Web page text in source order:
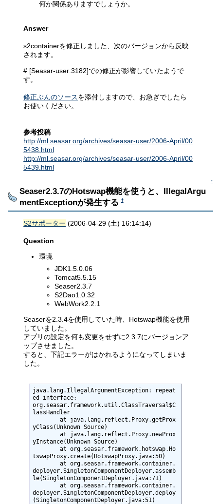
何か関係ありますでしょうか。
Answer
s2containerを修正しました、次のバージョンから反映
されます。
# [Seasar-user:3182]での修正が影響していたようで
す。
修正ぶんのソースを添付しますので、お急ぎでしたら
お使いください。
参考投稿
http://ml.seasar.org/archives/seasar-user/2006-April/00
5438.html
http://ml.seasar.org/archives/seasar-user/2006-April/00
5439.html
↑
Seaser2.3.7のHotswap機能を使うと、IllegalArgu
mentExceptionが発生する †
S2サポーター (2006-04-29 (土) 16:14:14)
Question
環境
JDK1.5.0.06
Tomcat5.5.15
Seaser2.3.7
S2Dao1.0.32
WebWork2.2.1
Seaserを2.3.4を使用していた時、Hotswap機能を使用
していました。
アプリの設定を何も変更をせずに2.3.7にバージョンア
ップさせました。
すると、下記エラーがはかれるようになってしまいま
した。
java.lang.IllegalArgumentException: repeat
ed interface:
org.seasar.framework.util.ClassTraversal$C
lassHandler
yClass(Unknown Source)
yInstance(Unknown Source)
tswapProxy.create(HotswapProxy.java:50)
deployer.SingletonComponentDeployer.assemb
le(SingletonComponentDeployer.java:71)
deployer.SingletonComponentDeployer.deploy
(SingletonComponentDeployer.java:51)